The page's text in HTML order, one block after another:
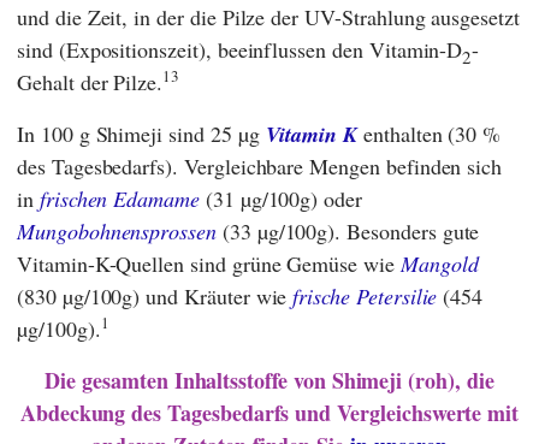
und die Zeit, in der die Pilze der UV-Strahlung ausgesetzt
sind (Expositionszeit), beeinflussen den Vitamin-D2-
Gehalt der Pilze.13
In 100 g Shimeji sind 25 µg Vitamin Kenthalten (30 %
des Tagesbedarfs). Vergleichbare Mengen befinden sich
in frischen Edamame(31 µg/100g) oder
Mungobohnensprossen(33 µg/100g). Besonders gute
Vitamin-K-Quellen sind grüne Gemüse wieMangold
(830 µg/100g) und Kräuter wiefrische Petersilie (454
µg/100g).1
Die gesamten Inhaltsstoffe von Shimeji (roh), die
Abdeckung des Tagesbedarfs und Vergleichswerte mit